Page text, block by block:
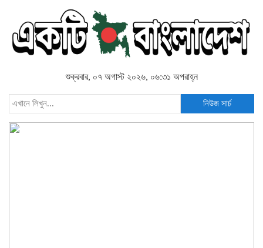
শুক্রবার, ০৭ অগাস্ট ২০২৬, ০৬:৩১ অপরাহ্ন
নিউজ সার্চ